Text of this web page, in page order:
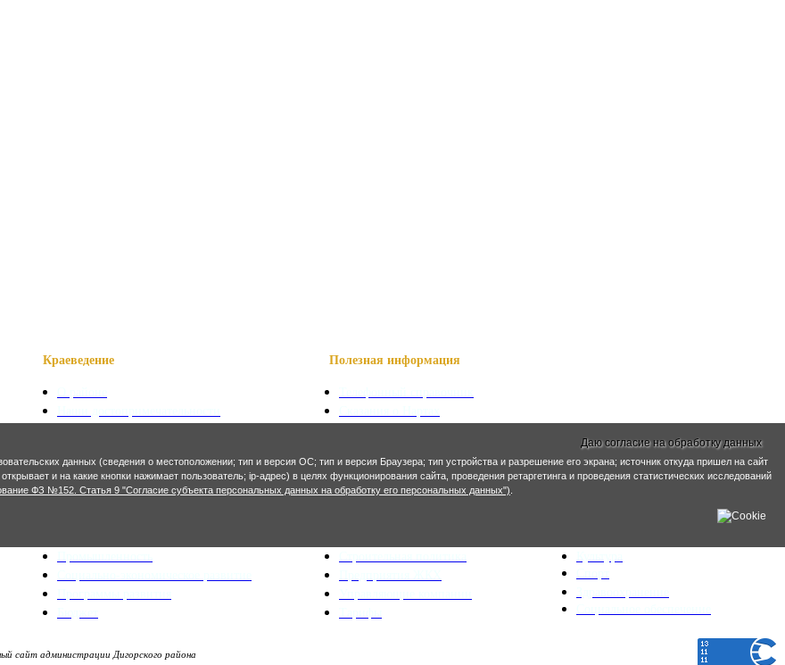
Краеведение
Знаменитые уроженцы
Фотогалерея
Полезная информация
Символика РСО-Алания
Осетинские имена
сайт администрации Дигорского района
Даю согласие на обработку данных
данных (сведения о местоположении; тип и версия ОС; тип и версия Браузера; тип устройства и разрешение его экрана; источник откуда пришел на сайт
и на какие кнопки нажимает пользователь; ip-адрес) в целях функционирования сайта, проведения ретаргетинга и проведения статистических исследований
ФЗ №152. Статья 9 "Согласие субъекта персональных данных на обработку его персональных данных")